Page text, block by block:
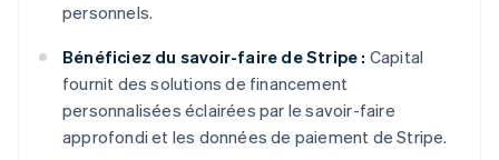
personnels.
Bénéficiez du savoir-faire de Stripe : Capital
fournit des solutions de financement
personnalisées éclairées par le savoir-faire
approfondi et les données de paiement de Stripe.